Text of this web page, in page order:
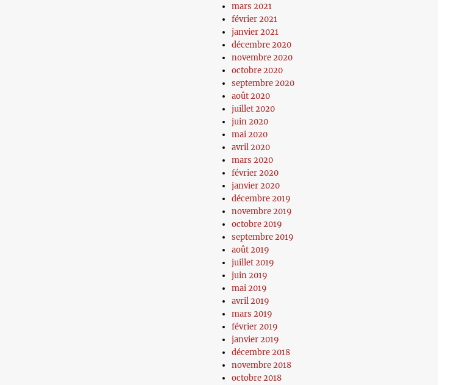
mars 2021
février 2021
janvier 2021
décembre 2020
novembre 2020
octobre 2020
septembre 2020
août 2020
juillet 2020
juin 2020
mai 2020
avril 2020
mars 2020
février 2020
janvier 2020
décembre 2019
novembre 2019
octobre 2019
septembre 2019
août 2019
juillet 2019
juin 2019
mai 2019
avril 2019
mars 2019
février 2019
janvier 2019
décembre 2018
novembre 2018
octobre 2018